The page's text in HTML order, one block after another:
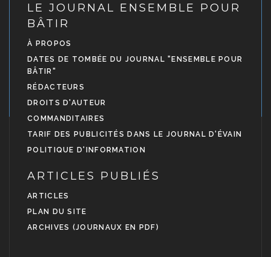
LE JOURNAL ENSEMBLE POUR
BÂTIR
À PROPOS
DATES DE TOMBÉE DU JOURNAL "ENSEMBLE POUR
BÂTIR"
RÉDACTEURS
DROITS D'AUTEUR
COMMANDITAIRES
TARIF DES PUBLICITÉS DANS LE JOURNAL D'ÉVAIN
POLITIQUE D'INFORMATION
ARTICLES PUBLIÉS
ARTICLES
PLAN DU SITE
ARCHIVES (JOURNAUX EN PDF)